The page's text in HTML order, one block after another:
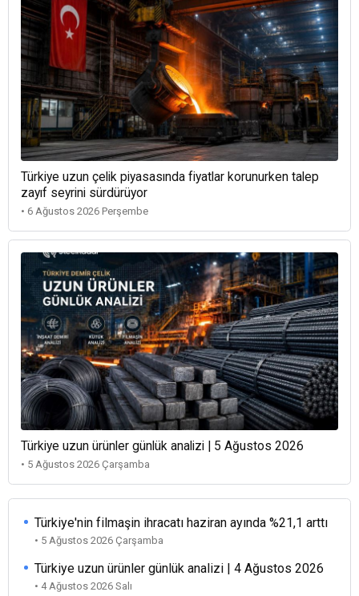
Türkiye uzun çelik piyasasında fiyatlar korunurken talep
zayıf seyrini sürdürüyor
• 6 Ağustos 2026 Perşembe
Türkiye uzun ürünler günlük analizi | 5 Ağustos 2026
• 5 Ağustos 2026 Çarşamba
Türkiye'nin filmaşin ihracatı haziran ayında %21,1 arttı
• 5 Ağustos 2026 Çarşamba
Türkiye uzun ürünler günlük analizi | 4 Ağustos 2026
• 4 Ağustos 2026 Salı